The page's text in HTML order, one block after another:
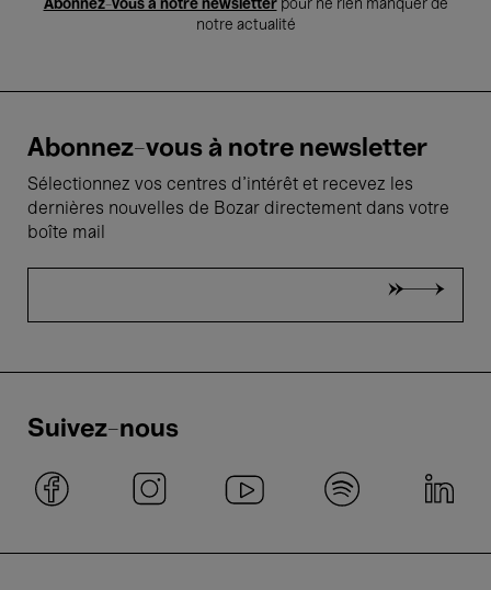
Abonnez-vous à notre newsletterpour ne rien manquer de
notre actualité
Abonnez-vous à notre newsletter
Sélectionnez vos centres d'intérêt et recevez les
dernières nouvelles de Bozar directement dans votre
boîte mail
Suivez-nous